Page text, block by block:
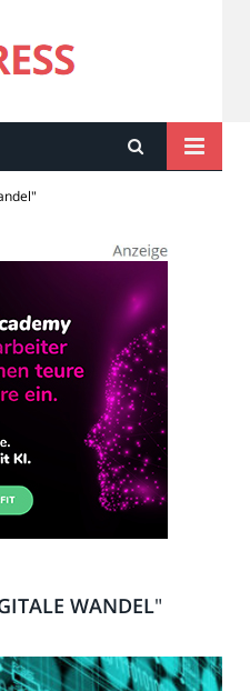
PRESS
WANDEL"